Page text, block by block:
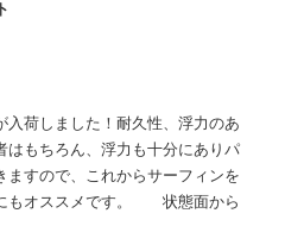
荷しました！耐久性、浮力のあ
はもちろん、浮力も十分にありパ
ますので、これからサーフィンを
もオススメです。 状態面から